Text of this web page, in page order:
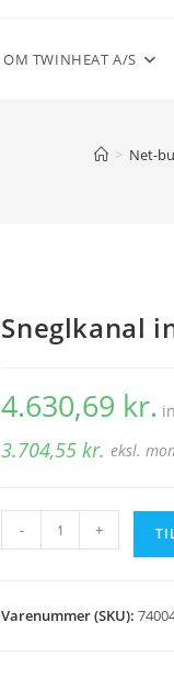
OM TWINHEAT A/S
> Net-
Sneglkanal
4.630,69 kr.
3.704,55kr. eksl.
Sneglkanal
indløb
- +
Varenummer (SKU):